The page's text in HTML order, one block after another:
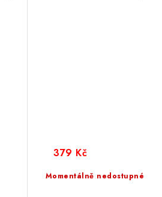
Momentálně nedostupné
379 Kč